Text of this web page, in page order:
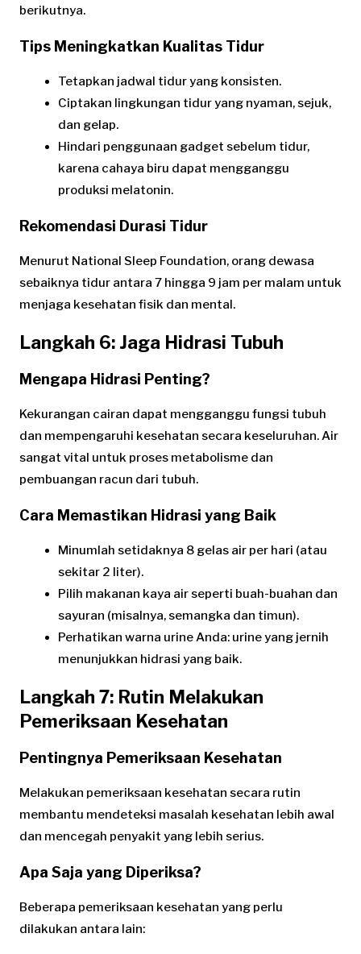
berikutnya.
Tips Meningkatkan Kualitas Tidur
Tetapkan jadwal tidur yang konsisten.
Ciptakan lingkungan tidur yang nyaman, sejuk,
dan gelap.
Hindari penggunaan gadget sebelum tidur,
karena cahaya biru dapat mengganggu
produksi melatonin.
Rekomendasi Durasi Tidur
Menurut National Sleep Foundation, orang dewasa
sebaiknya tidur antara 7 hingga 9 jam per malam untuk
menjaga kesehatan fisik dan mental.
Langkah 6: Jaga Hidrasi Tubuh
Mengapa Hidrasi Penting?
Kekurangan cairan dapat mengganggu fungsi tubuh
dan mempengaruhi kesehatan secara keseluruhan. Air
sangat vital untuk proses metabolisme dan
pembuangan racun dari tubuh.
Cara Memastikan Hidrasi yang Baik
Minumlah setidaknya 8 gelas air per hari (atau
sekitar 2 liter).
Pilih makanan kaya air seperti buah-buahan dan
sayuran (misalnya, semangka dan timun).
Perhatikan warna urine Anda: urine yang jernih
menunjukkan hidrasi yang baik.
Langkah 7: Rutin Melakukan
Pemeriksaan Kesehatan
Pentingnya Pemeriksaan Kesehatan
Melakukan pemeriksaan kesehatan secara rutin
membantu mendeteksi masalah kesehatan lebih awal
dan mencegah penyakit yang lebih serius.
Apa Saja yang Diperiksa?
Beberapa pemeriksaan kesehatan yang perlu
dilakukan antara lain: